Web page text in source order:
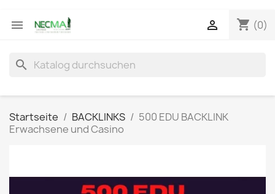
 shopping_cart (0)

search
Startseite BACKLINKS
500 EDU BACKLINK
Erwachsene und Casino